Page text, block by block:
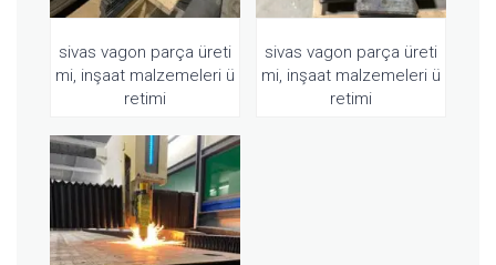
sivas vagon parça üreti
mi, inşaat malzemeleri ü
retimi
sivas vagon parça üreti
mi, inşaat malzemeleri ü
retimi